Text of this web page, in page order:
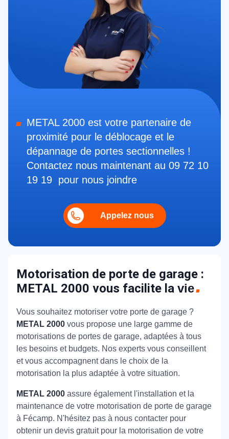
METAL 2000 est votre partenaire de
proximité pour le déblocage et le
dépannage de portes sectionnelles !
Contactez nous maintenant au 09 72 10
19 19 pour nous joindre
Appelez nous
Motorisation de porte de garage :
METAL 2000 vous facilite la vie
Vous souhaitez motoriser votre porte de garage ?
METAL 2000 vous propose une large gamme de
motorisations de portes de garage, adaptées à tous
les besoins et budgets. Nos experts vous conseillent
et vous accompagnent dans le choix de la
motorisation la plus adaptée à votre situation.
METAL 2000 assure également l'installation et la
maintenance de votre motorisation de porte de garage
à Fécamp. N'hésitez pas à nous contacter pour
obtenir un devis gratuit pour la motorisation de votre